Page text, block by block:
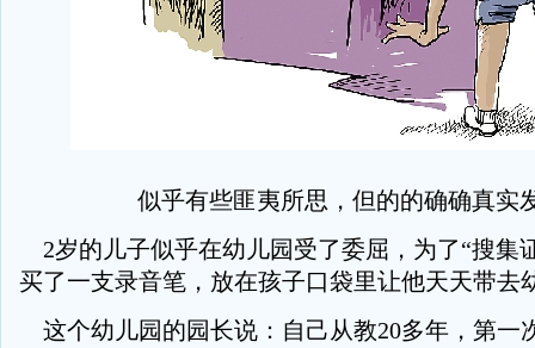
似乎有些匪夷所思，但的的确确真实
2岁的儿子似乎在幼儿园受了委屈，为了“搜集
买了一支录音笔，放在孩子口袋里让他天天带去
这个幼儿园的园长说：自己从教20多年，第一